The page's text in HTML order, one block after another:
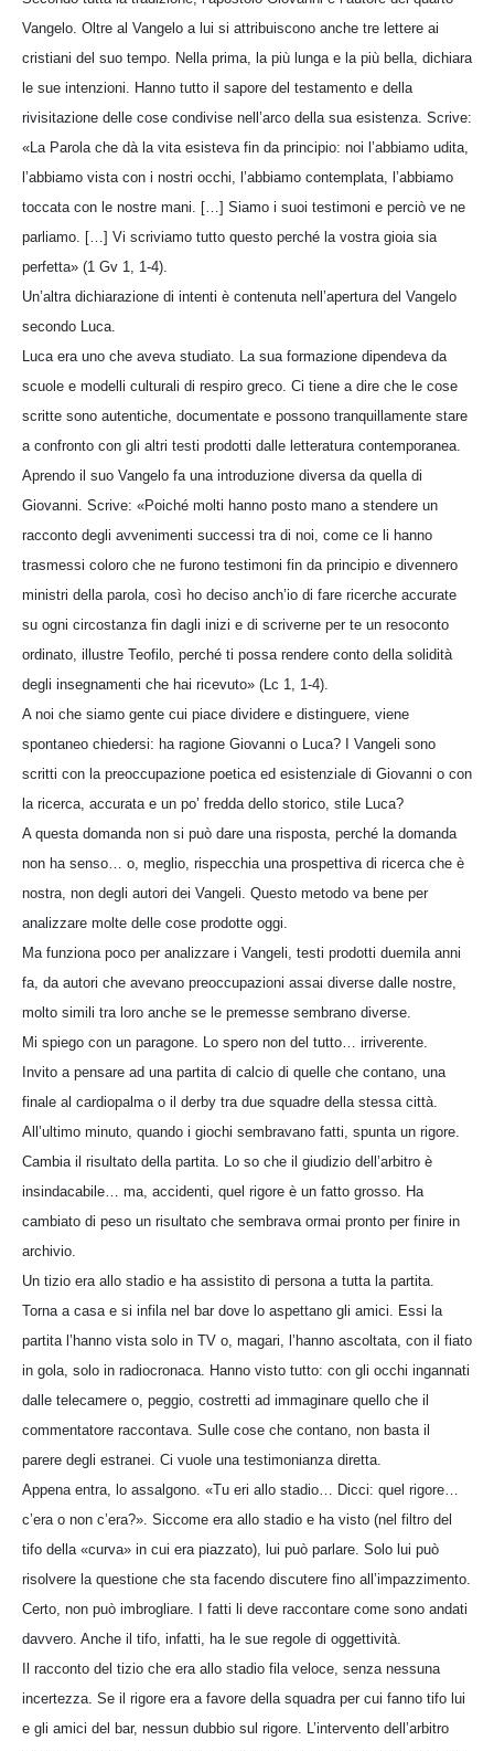
Vangelo. Oltre al Vangelo a lui si attribuiscono anche tre lettere ai
cristiani del suo tempo. Nella prima, la più lunga e la più bella, dichiara
le sue intenzioni. Hanno tutto il sapore del testamento e della
rivisitazione delle cose condivise nell’arco della sua esistenza. Scrive:
«La Parola che dà la vita esisteva fin da principio: noi l’abbiamo udita,
l’abbiamo vista con i nostri occhi, l’abbiamo contemplata, l’abbiamo
toccata con le nostre mani. […] Siamo i suoi testimoni e perciò ve ne
parliamo. […] Vi scriviamo tutto questo perché la vostra gioia sia
perfetta» (1 Gv 1, 1-4).
Un’altra dichiarazione di intenti è contenuta nell’apertura del Vangelo
secondo Luca.
Luca era uno che aveva studiato. La sua formazione dipendeva da
scuole e modelli culturali di respiro greco. Ci tiene a dire che le cose
scritte sono autentiche, documentate e possono tranquillamente stare
a confronto con gli altri testi prodotti dalle letteratura contemporanea.
Aprendo il suo Vangelo fa una introduzione diversa da quella di
Giovanni. Scrive: «Poiché molti hanno posto mano a stendere un
racconto degli avvenimenti successi tra di noi, come ce li hanno
trasmessi coloro che ne furono testimoni fin da principio e divennero
ministri della parola, così ho deciso anch’io di fare ricerche accurate
su ogni circostanza fin dagli inizi e di scriverne per te un resoconto
ordinato, illustre Teofilo, perché ti possa rendere conto della solidità
degli insegnamenti che hai ricevuto» (Lc 1, 1-4).
A noi che siamo gente cui piace dividere e distinguere, viene
spontaneo chiedersi: ha ragione Giovanni o Luca? I Vangeli sono
scritti con la preoccupazione poetica ed esistenziale di Giovanni o con
la ricerca, accurata e un po’ fredda dello storico, stile Luca?
A questa domanda non si può dare una risposta, perché la domanda
non ha senso… o, meglio, rispecchia una prospettiva di ricerca che è
nostra, non degli autori dei Vangeli. Questo metodo va bene per
analizzare molte delle cose prodotte oggi.
Ma funziona poco per analizzare i Vangeli, testi prodotti duemila anni
fa, da autori che avevano preoccupazioni assai diverse dalle nostre,
molto simili tra loro anche se le premesse sembrano diverse.
Mi spiego con un paragone. Lo spero non del tutto… irriverente.
Invito a pensare ad una partita di calcio di quelle che contano, una
finale al cardiopalma o il derby tra due squadre della stessa città.
All’ultimo minuto, quando i giochi sembravano fatti, spunta un rigore.
Cambia il risultato della partita. Lo so che il giudizio dell’arbitro è
insindacabile… ma, accidenti, quel rigore è un fatto grosso. Ha
cambiato di peso un risultato che sembrava ormai pronto per finire in
archivio.
Un tizio era allo stadio e ha assistito di persona a tutta la partita.
Torna a casa e si infila nel bar dove lo aspettano gli amici. Essi la
partita l’hanno vista solo in TV o, magari, l’hanno ascoltata, con il fiato
in gola, solo in radiocronaca. Hanno visto tutto: con gli occhi ingannati
dalle telecamere o, peggio, costretti ad immaginare quello che il
commentatore raccontava. Sulle cose che contano, non basta il
parere degli estranei. Ci vuole una testimonianza diretta.
Appena entra, lo assalgono. «Tu eri allo stadio… Dicci: quel rigore…
c’era o non c’era?». Siccome era allo stadio e ha visto (nel filtro del
tifo della «curva» in cui era piazzato), lui può parlare. Solo lui può
risolvere la questione che sta facendo discutere fino all’impazzimento.
Certo, non può imbrogliare. I fatti li deve raccontare come sono andati
davvero. Anche il tifo, infatti, ha le sue regole di oggettività.
Il racconto del tizio che era allo stadio fila veloce, senza nessuna
incertezza. Se il rigore era a favore della squadra per cui fanno tifo lui
e gli amici del bar, nessun dubbio sul rigore. L’intervento dell’arbitro